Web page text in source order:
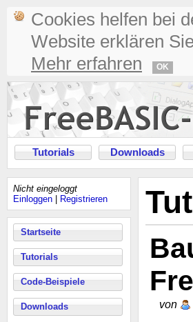
Cookies helfen bei
Website erklären
Mehr erfahren
OK
Tutorials Downloads
Nicht eingeloggt
Einloggen
Registrieren
Startseite
Tutorials
Code-Beispiele
Downloads von